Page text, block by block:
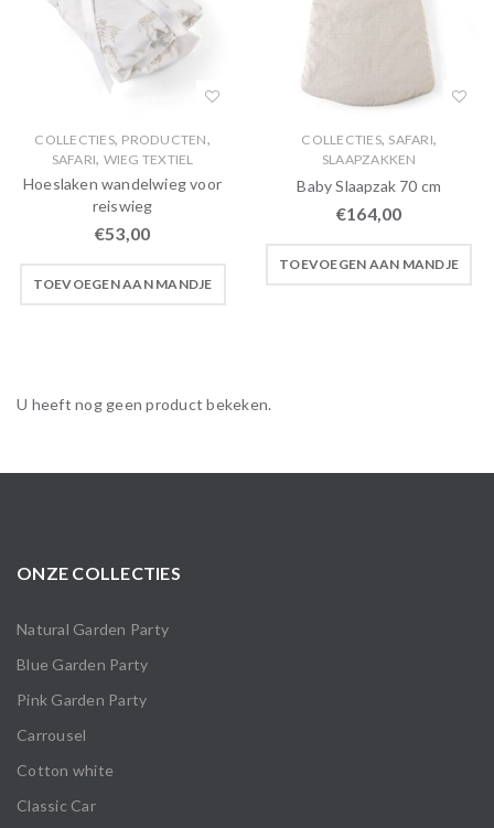
COLLECTIES, PRODUCTEN,
SAFARI, WIEG TEXTIEL
Hoeslaken wandelwieg voor
reiswieg
€53,00
TOEVOEGEN AAN MANDJE
COLLECTIES, SAFARI,
SLAAPZAKKEN
Baby Slaapzak 70 cm
€164,00
TOEVOEGEN AAN MANDJE
U heeft nog geen product bekeken.
ONZE COLLECTIES
Natural Garden Party
Blue Garden Party
Pink Garden Party
Carrousel
Cotton white
Classic Car